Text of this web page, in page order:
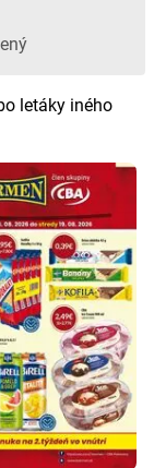
letáky iného